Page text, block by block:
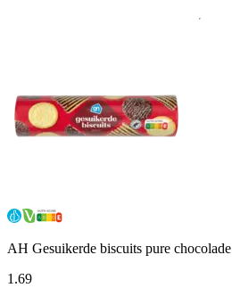
AH Gesuikerde biscuits pure chocolade
1 .69